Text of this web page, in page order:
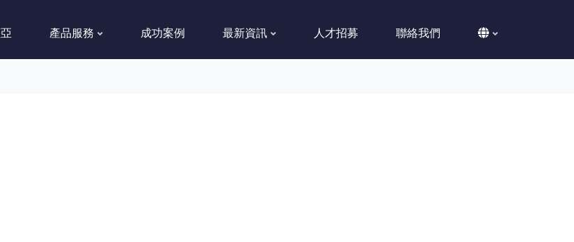
產品服務 成功案例 最新資訊 人才招募 聯絡我們